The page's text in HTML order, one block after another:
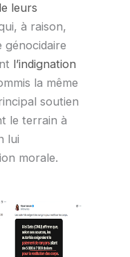
leurs
à raison,
génocidaire
l’indignation
la même
soutien
le terrain à
lui
morale.